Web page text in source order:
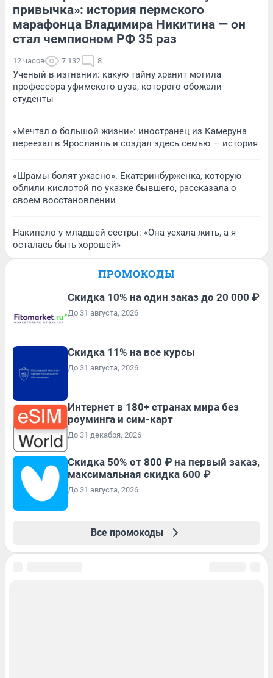
привычка»: история пермского
марафонца Владимира Никитина — он
стал чемпионом РФ 35 раз
12 часов 7 132 8
Ученый в изгнании: какую тайну хранит могила
профессора уфимского вуза, которого обожали
студенты
«Мечтал о большой жизни»: иностранец из Камеруна
переехал в Ярославль и создал здесь семью — история
«Шрамы болят ужасно». Екатеринбурженка, которую
облили кислотой по указке бывшего, рассказала о
своем восстановлении
Накипело у младшей сестры: «Она уехала жить, а я
осталась быть хорошей»
ПРОМОКОДЫ
Скидка 10% на один заказ до 20 000 ₽
До 31 августа, 2026
Скидка 11% на все курсы
До 31 августа, 2026
Интернет в 180+ странах мира без
роуминга и сим-карт
До 31 декабря, 2026
Скидка 50% от 800 ₽ на первый заказ,
максимальная скидка 600 ₽
До 31 августа, 2026
Все промокоды